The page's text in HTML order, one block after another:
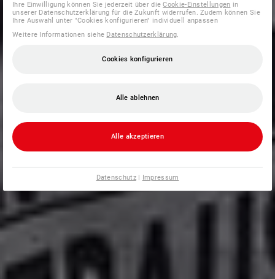
Ihre Einwilligung können Sie jederzeit über dieCookie-Einstellungen in
unserer Datenschutzerklärung für die Zukunft widerrufen. Zudem können Sie
Ihre Auswahl unter "Cookies konfigurieren" individuell anpassen
Weitere Informationen siehe Datenschutzerklärung.
Cookies konfigurieren
Alle ablehnen
Alle akzeptieren
Datenschutz| Impressum